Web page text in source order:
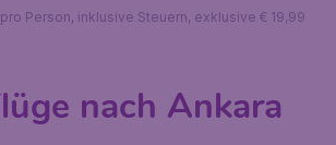
Person, inklusive Steuern, exklusive € 19,99
nach Ankara